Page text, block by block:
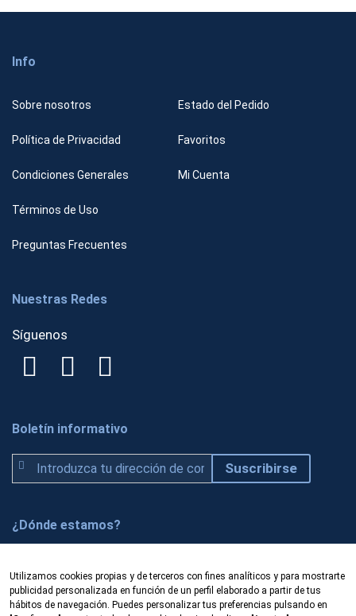
Info
Sobre nosotros
Política de Privacidad
Condiciones Generales
Términos de Uso
Preguntas Frecuentes
Estado del Pedido
Favoritos
Mi Cuenta
Nuestras Redes
Síguenos
Boletín informativo
u
c
b
e
Suscribirse
¿Dónde estamos?
50009 Zaragoza (España)
Fibercom es una empresa dedicada a la
Utilizamos cookies propias y de terceros con fines analíticos y para mostrarte
publicidad personalizada en función de un perfil elaborado a partir de tus
hábitos de navegación. Puedes personalizar tus preferencias pulsando en